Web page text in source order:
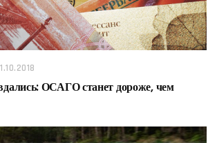
ОСАГО станет дороже, чем